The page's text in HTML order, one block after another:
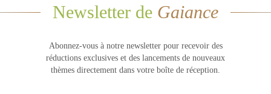
Newsletter de Gaiance
Abonnez-vous à notre newsletter pour recevoir des
réductions exclusives et des lancements de nouveaux
thèmes directement dans votre boîte de réception.